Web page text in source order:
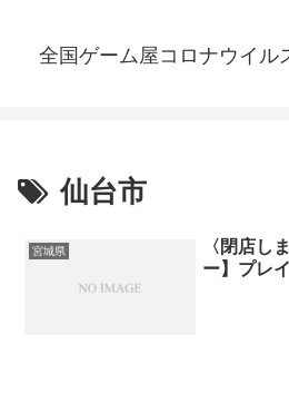
全国ゲーム屋コロナウイル
仙台市
宮城県
〈閉店し
ー】プレ